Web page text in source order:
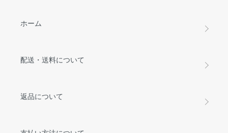
ホーム
配送・送料について
返品について